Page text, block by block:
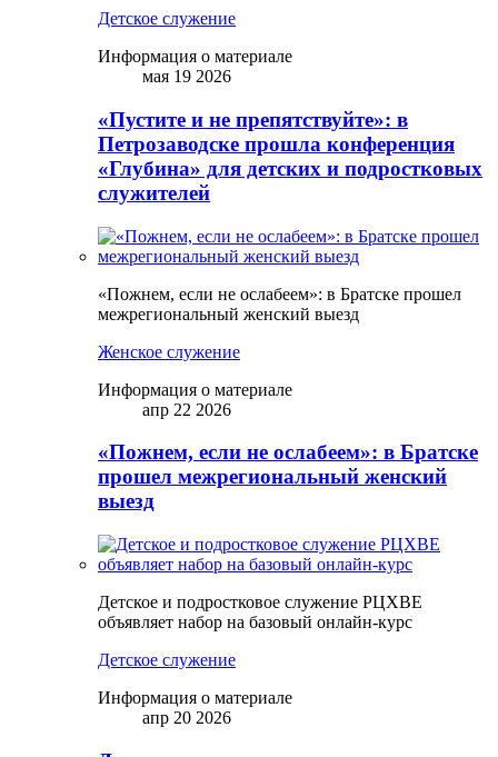
Детское служение
Информация о материале
мая 19 2026
«Пустите и не препятствуйте»: в
Петрозаводске прошла конференция
«Глубина» для детских и подростковых
служителей
«Пожнем, если не ослабеем»: в Братске прошел
межрегиональный женский выезд
Женское служение
Информация о материале
апр 22 2026
«Пожнем, если не ослабеем»: в Братске
прошел межрегиональный женский
выезд
Детское и подростковое служение РЦХВЕ
объявляет набор на базовый онлайн-курс
Детское служение
Информация о материале
апр 20 2026